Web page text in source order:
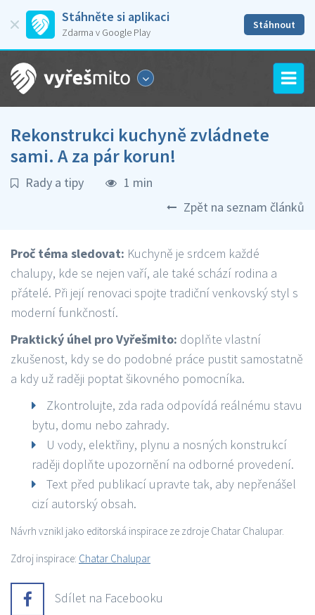
Stáhněte si aplikaci
Zdarma v Google Play
Stáhnout
Rekonstrukci kuchyně zvládnete
sami. A za pár korun!
Rady a tipy
1 min
Zpět na seznam článků
Proč téma sledovat: Kuchyně je srdcem každé
chalupy, kde se nejen vaří, ale také schází rodina a
přátelé. Při její renovaci spojte tradiční venkovský styl s
moderní funkčností.
Praktický úhel pro Vyřešmito: doplňte vlastní
zkušenost, kdy se do podobné práce pustit samostatně
a kdy už raději poptat šikovného pomocníka.
Zkontrolujte, zda rada odpovídá reálnému stavu
bytu, domu nebo zahrady.
U vody, elektřiny, plynu a nosných konstrukcí
raději doplňte upozornění na odborné provedení.
Text před publikací upravte tak, aby nepřenášel
cizí autorský obsah.
Návrh vznikl jako editorská inspirace ze zdroje Chatar Chalupar.
Zdroj inspirace: Chatar Chalupar
Sdílet na Facebooku